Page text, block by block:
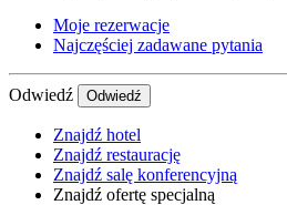
Moje rezerwacje
Najczęściej zadawane pytania
Odwiedź Odwiedź
Znajdź hotel
Znajdź restaurację
Znajdź salę konferencyjną
Znajdź ofertę specjalną